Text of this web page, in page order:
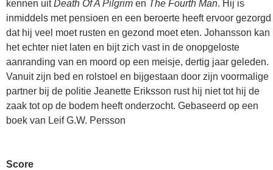
kennen uitDeath Of A Pilgrim en The Fourth Man. Hij is
inmiddels met pensioen en een beroerte heeft ervoor gezorgd
dat hij veel moet rusten en gezond moet eten. Johansson kan
het echter niet laten en bijt zich vast in de onopgeloste
aanranding van en moord op een meisje, dertig jaar geleden.
Vanuit zijn bed en rolstoel en bijgestaan door zijn voormalige
partner bij de politie Jeanette Eriksson rust hij niet tot hij de
zaak tot op de bodem heeft onderzocht. Gebaseerd op een
boek van Leif G.W. Persson
Score